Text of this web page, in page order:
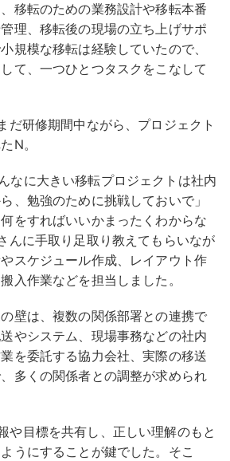
移転のための業務設計や移転本番
理、移転後の現場の立ち上げサポ
規模な移転は経験していたので、
て、一つひとつタスクをこなして
だ研修期間中ながら、プロジェクト
N。
なに大きい移転プロジェクトは社内
、勉強のために挑戦しておいで」
をすればいいかまったくわからな
んに手取り足取り教えてもらいなが
スケジュール作成、レイアウト作
入作業などを担当しました。
壁は、複数の関係部署との連携で
やシステム、現場事務などの社内
を委託する協力会社、実際の移送
多くの関係者との調整が求められ
や目標を共有し、正しい理解のもと
うにすることが鍵でした。そこ